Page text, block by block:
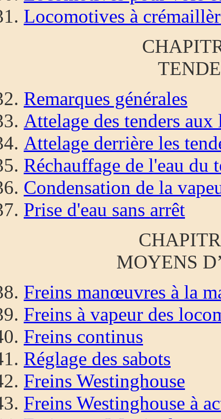
Locomotives à
Remarques générales
Attelage des tenders
Attelage derrière les
Réchauffage de l'eau du
Condensation de la
Prise d'eau sans arrêt
MOYENS
Freins manœuvres à la
Freins à vapeur des
Freins continus
Réglage des sabots
Freins Westinghouse
Freins Westinghouse à